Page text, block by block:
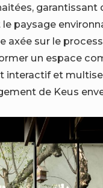
garantissant
paysage
axée sur le
un espace
interactif et
de Keus